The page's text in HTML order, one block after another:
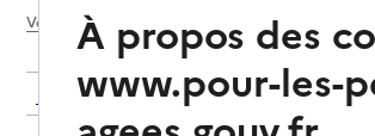
Voir le fil d’Ariane
Retour aux résultats de l'annuaire
À propos des
www.pour-les-